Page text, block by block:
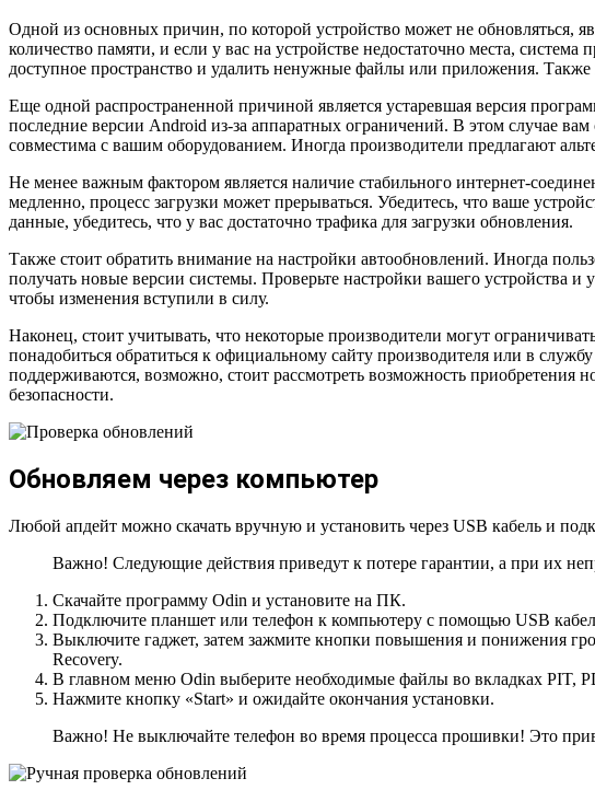
Одной из основных причин, по которой устройство может не обновляться,
количество памяти, и если у вас на устройстве недостаточно места,
доступное пространство и удалить ненужные файлы или приложения.
Еще одной распространенной причиной является устаревшая версия
последние версии Android из-за аппаратных ограничений. В этом случае
совместима с вашим оборудованием. Иногда производители предлагают
Не менее важным фактором является наличие стабильного интернет-
медленно, процесс загрузки может прерываться. Убедитесь, что ваше
данные, убедитесь, что у вас достаточно трафика для загрузки обновления.
Также стоит обратить внимание на настройки автообновлений. Иногда
получать новые версии системы. Проверьте настройки вашего устройства
чтобы изменения вступили в силу.
Наконец, стоит учитывать, что некоторые производители могут
понадобиться обратиться к официальному сайту производителя или в
поддерживаются, возможно, стоит рассмотреть возможность приобретения
безопасности.
Обновляем через компьютер
Любой апдейт можно скачать вручную и установить через USB кабель и
Важно! Следующие действия приведут к потере гарантии, а при их
Скачайте программу Odin и установите на ПК.
Подключите планшет или телефон к компьютеру с помощью USB
Выключите гаджет, затем зажмите кнопки повышения и понижения
Recovery.
В главном меню Odin выберите необходимые файлы во вкладках PIT,
Нажмите кнопку «Start» и ожидайте окончания установки.
Важно! Не выключайте телефон во время процесса прошивки! Это